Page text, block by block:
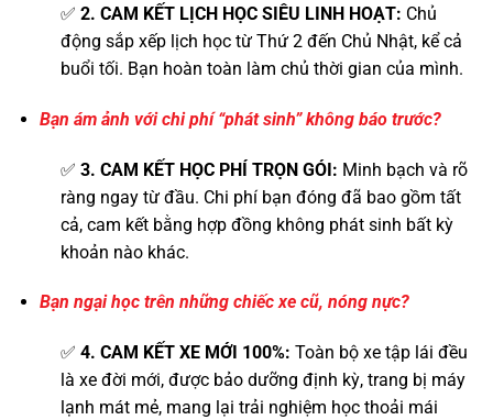
✅ 2. CAM KẾT LỊCH HỌC SIÊU LINH HOẠT: Chủ
động sắp xếp lịch học từ Thứ 2 đến Chủ Nhật, kể cả
buổi tối. Bạn hoàn toàn làm chủ thời gian của mình.
Bạn ám ảnh với chi phí “phát sinh” không báo trước?
✅ 3. CAM KẾT HỌC PHÍ TRỌN GÓI: Minh bạch và rõ
ràng ngay từ đầu. Chi phí bạn đóng đã bao gồm tất
cả, cam kết bằng hợp đồng không phát sinh bất kỳ
khoản nào khác.
Bạn ngại học trên những chiếc xe cũ, nóng nực?
✅ 4. CAM KẾT XE MỚI 100%: Toàn bộ xe tập lái đều
là xe đời mới, được bảo dưỡng định kỳ, trang bị máy
lạnh mát mẻ, mang lại trải nghiệm học thoải mái